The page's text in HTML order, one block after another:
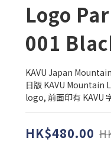
Logo
001
KAVU Japan
日版 KAVU Mountain
logo, 前面印有 KAVU
HK$480.00